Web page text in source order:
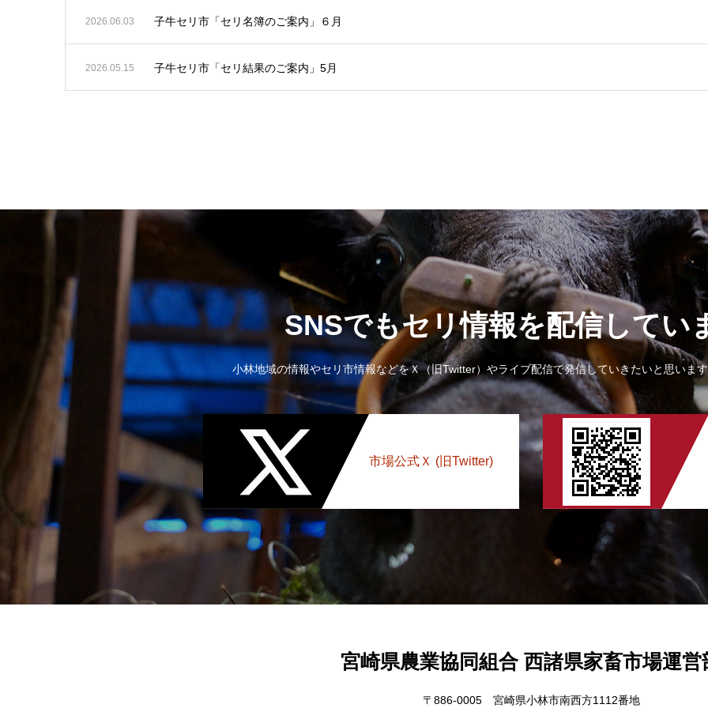
2026.06.03 子牛セリ市「セリ名簿のご案内」６月
2026.05.15 子牛セリ市「セリ結果のご案内」5月
SNSでもセリ情報を配信してい
小林地域の情報やセリ市情報などをＸ（旧Twitter）やライブ配信で発信していきたいと思いま
市場公式Ｘ (旧Twitter)
宮崎県農業協同組合 西諸県家畜市場運営
〒886-0005 宮崎県小林市南西方1112番地